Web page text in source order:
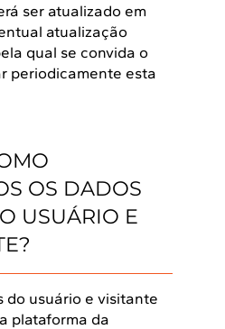
ser atualizado em
atualização
qual se convida o
periodicamente esta
OS DADOS
USUÁRIO E
do usuário e visitante
plataforma da